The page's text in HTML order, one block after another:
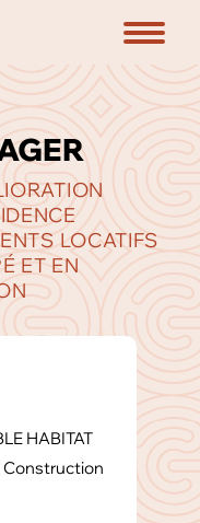
LOCATIFS
ET EN
HABITAT
Construction